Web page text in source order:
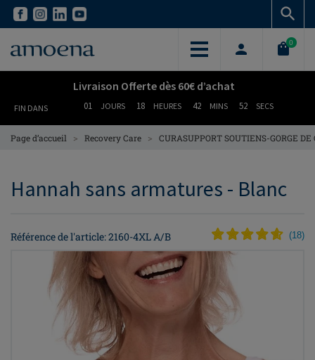
Skip
content
Skip
content
0
Livraison Offerte dès 60€ d’achat
FIN DANS 01 JOURS 18 HEURES 42 MINS 51 SECS
Page d’accueil > Recovery Care > CURASUPPORT SOUTIENS-GORGE DE
Hannah sans armatures - Blanc
Référence de l'article: 2160-4XL A/B (18)